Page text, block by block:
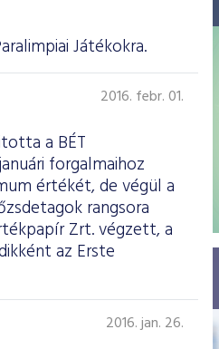
Játékokra.
2016. febr. 01.
a BÉT
forgalmaihoz
értékét, de végül a
rangsora
Zrt. végzett, a
az Erste
2016. jan. 26.